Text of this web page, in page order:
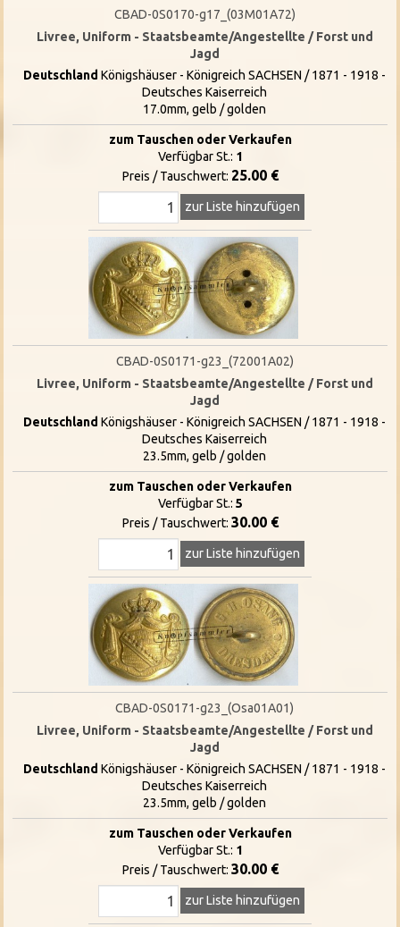
CBAD-0S0170-g17_(03M01A72)
Livree, Uniform - Staatsbeamte/Angestellte / Forst und
Jagd
Deutschland Königshäuser - Königreich SACHSEN / 1871 - 1918 -
Deutsches Kaiserreich
17.0mm, gelb / golden
zum Tauschen oder Verkaufen
Verfügbar St.: 1
Preis / Tauschwert: 25.00 €
zur Liste hinzufügen
CBAD-0S0171-g23_(72001A02)
Livree, Uniform - Staatsbeamte/Angestellte / Forst und
Jagd
Deutschland Königshäuser - Königreich SACHSEN / 1871 - 1918 -
Deutsches Kaiserreich
23.5mm, gelb / golden
zum Tauschen oder Verkaufen
Verfügbar St.: 5
Preis / Tauschwert: 30.00 €
zur Liste hinzufügen
CBAD-0S0171-g23_(Osa01A01)
Livree, Uniform - Staatsbeamte/Angestellte / Forst und
Jagd
Deutschland Königshäuser - Königreich SACHSEN / 1871 - 1918 -
Deutsches Kaiserreich
23.5mm, gelb / golden
zum Tauschen oder Verkaufen
Verfügbar St.: 1
Preis / Tauschwert: 30.00 €
zur Liste hinzufügen